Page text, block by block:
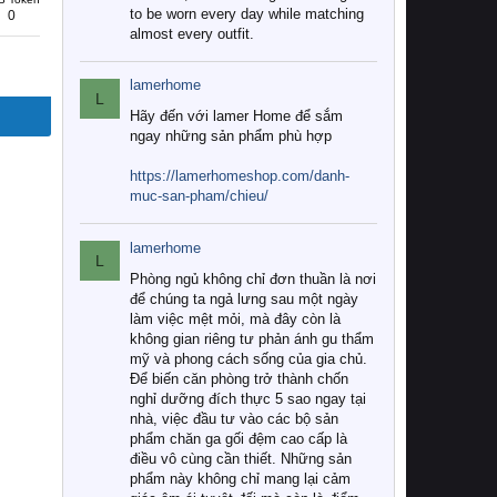
0
to be worn every day while matching
almost every outfit.
L
lamerhome
Hãy đến với lamer Home để sắm
ngay những sản phẩm phù hợp
https://lamerhomeshop.com/danh-
muc-san-pham/chieu/
L
lamerhome
Phòng ngủ không chỉ đơn thuần là nơi
để chúng ta ngả lưng sau một ngày
làm việc mệt mỏi, mà đây còn là
không gian riêng tư phản ánh gu thẩm
mỹ và phong cách sống của gia chủ.
Để biến căn phòng trở thành chốn
nghỉ dưỡng đích thực 5 sao ngay tại
nhà, việc đầu tư vào các bộ sản
phẩm chăn ga gối đệm cao cấp là
điều vô cùng cần thiết. Những sản
phẩm này không chỉ mang lại cảm